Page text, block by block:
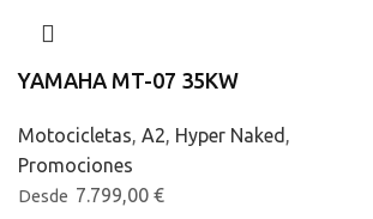
YAMAHA MT-07 35KW
Motocicletas, A2, Hyper Naked ,
Promociones
Desde 7.799,00 €